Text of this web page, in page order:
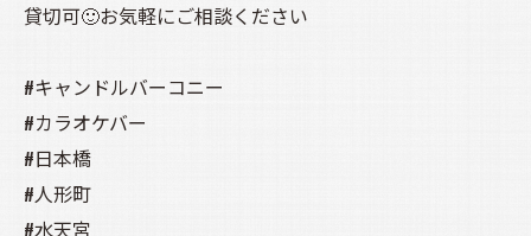
貸切可🙂お気軽にご相談ください
#キャンドルバーコニー
#カラオケバー
#日本橋
#人形町
#水天宮